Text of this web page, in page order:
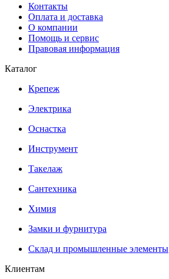
Контакты
Оплата и доставка
О компании
Помощь и сервис
Правовая информация
Каталог
Крепеж
Электрика
Оснастка
Инструмент
Такелаж
Сантехника
Химия
Замки и фурнитура
Склад и промышленные элементы
Клиентам